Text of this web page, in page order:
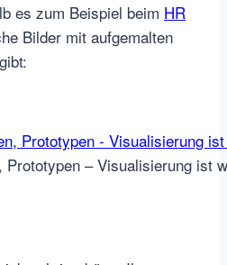
es zum Beispiel beim HR
Bilder mit aufgemalten
Prototypen – Visualisierung ist